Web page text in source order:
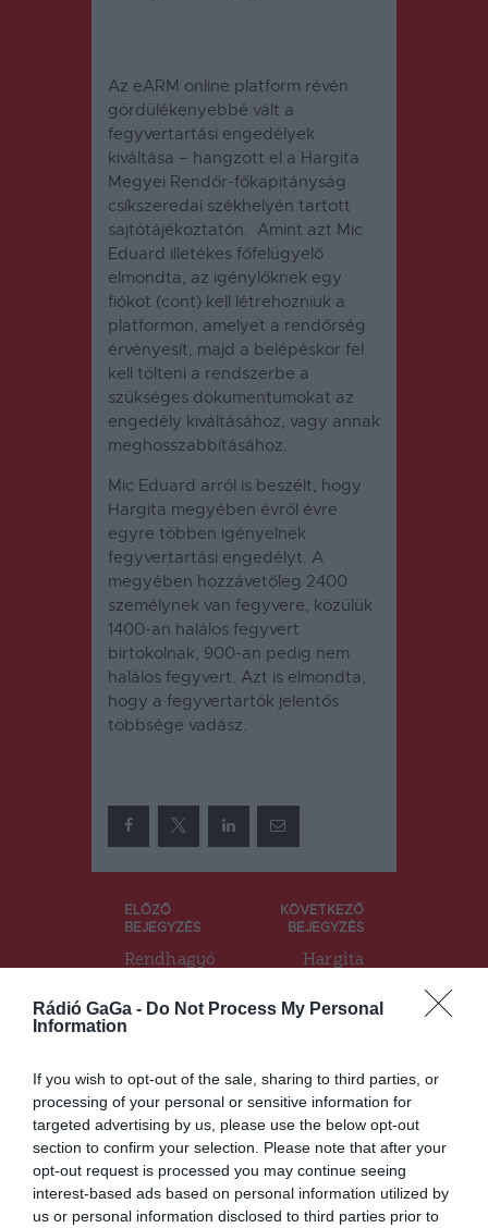
Rádió GaGa - Do Not Process My Personal
Information
If you wish to opt-out of the sale, sharing to third parties, or
processing of your personal or sensitive information for
targeted advertising by us, please use the below opt-out
section to confirm your selection. Please note that after your
opt-out request is processed you may continue seeing
interest-based ads based on personal information utilized by
us or personal information disclosed to third parties prior to
Az eARM online platform révén
gördülékenyebbé vált a
fegyvertartási engedélyek
kiváltása – hangzott el a Hargita
Megyei Rendőr-főkapitányság
csíkszeredai székhelyén tartott
sajtótájékoztatón. Amint azt Mic
Eduard illetékes főfelügyelő
elmondta, az igénylőknek egy
fiókot (cont) kell létrehozniuk a
platformon, amelyet a rendőrség
érvényesít, majd a belépéskor fel
kell tölteni a rendszerbe a
szükséges dokumentumokat az
engedély kiváltásához, vagy annak
meghosszabbításához.
Mic Eduard arról is beszélt, hogy
Hargita megyében évről évre
egyre többen igényelnek
fegyvertartási engedélyt. A
megyében hozzávetőleg 2400
személynek van fegyvere, közülük
1400-an halálos fegyvert
birtokolnak, 900-an pedig nem
halálos fegyvert. Azt is elmondta,
hogy a fegyvertartók jelentős
többsége vadász.
Bejegyzés
navigáció
ELŐZŐ
BEJEGYZÉS
Rendhagyó
nyílik a
megyeháza
en
KÖVETKEZŐ
BEJEGYZÉS
Hargita
tartják
nyilván a
len céget
Ez is érdekelheti